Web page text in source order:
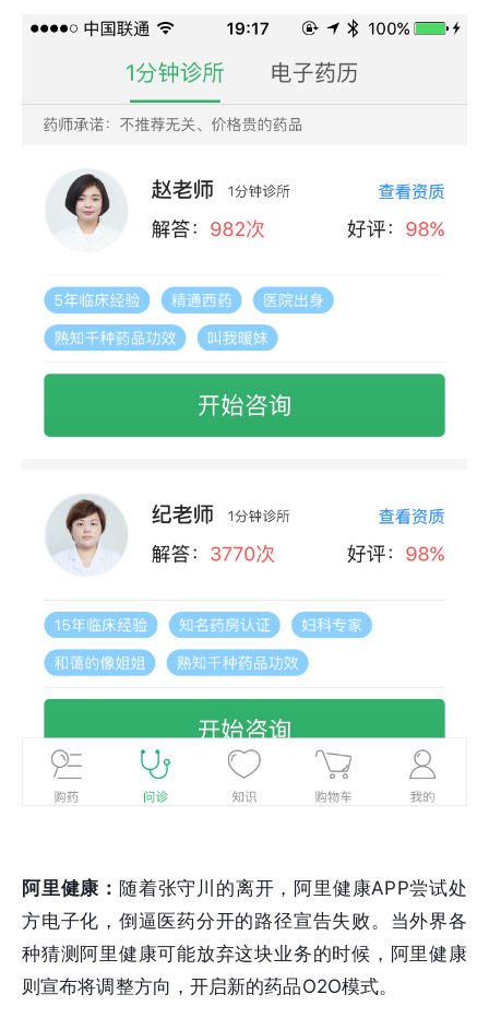
阿里健康： 随着张守川的离开，阿里健康APP尝试处
方电子化，倒逼医药分开的路径宣告失败。当外界各
种猜测阿里健康可能放弃这块业务的时候，阿里健康
则宣布将调整方向，开启新的药品O2O模式。